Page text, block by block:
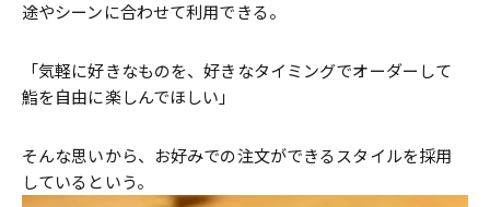
途やシーンに合わせて利用できる。
「気軽に好きなものを、好きなタイミングでオーダーして
鮨を自由に楽しんでほしい」
そんな思いから、お好みでの注文ができるスタイルを採用
しているという。